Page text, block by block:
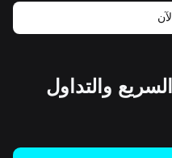
والتداول